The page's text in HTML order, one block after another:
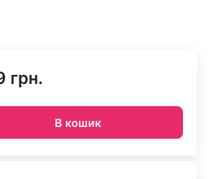
грн.
В кошик